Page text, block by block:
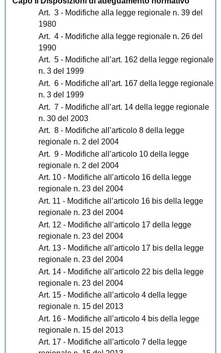
Art. 3 - Modifiche alla legge regionale n. 39 del
1980
Art. 4 - Modifiche alla legge regionale n. 26 del
1990
Art. 5 - Modifiche all’art. 162 della legge regionale
n. 3 del 1999
Art. 6 - Modifiche all’art. 167 della legge regionale
n. 3 del 1999
Art. 7 - Modifiche all’art. 14 della legge regionale
n. 30 del 2003
Art. 8 - Modifiche all’articolo 8 della legge
regionale n. 2 del 2004
Art. 9 - Modifiche all’articolo 10 della legge
regionale n. 2 del 2004
Art. 10 - Modifiche all’articolo 16 della legge
regionale n. 23 del 2004
Art. 11 - Modifiche all’articolo 16 bis della legge
regionale n. 23 del 2004
Art. 12 - Modifiche all’articolo 17 della legge
regionale n. 23 del 2004
Art. 13 - Modifiche all’articolo 17 bis della legge
regionale n. 23 del 2004
Art. 14 - Modifiche all’articolo 22 bis della legge
regionale n. 23 del 2004
Art. 15 - Modifiche all’articolo 4 della legge
regionale n. 15 del 2013
Art. 16 - Modifiche all’articolo 4 bis della legge
regionale n. 15 del 2013
Art. 17 - Modifiche all’articolo 7 della legge